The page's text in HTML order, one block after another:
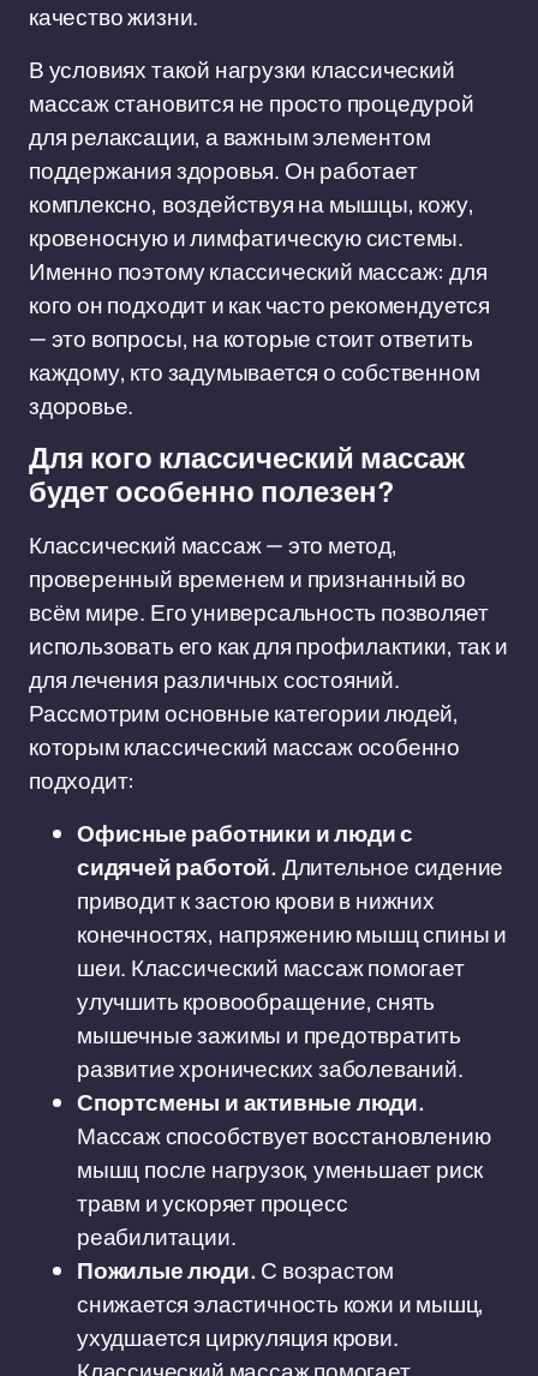
качество жизни.
В условиях такой нагрузки классический
массаж становится не просто процедурой
для релаксации, а важным элементом
поддержания здоровья. Он работает
комплексно, воздействуя на мышцы, кожу,
кровеносную и лимфатическую системы.
Именно поэтому классический массаж: для
кого он подходит и как часто рекомендуется
— это вопросы, на которые стоит ответить
каждому, кто задумывается о собственном
здоровье.
Для кого классический массаж
будет особенно полезен?
Классический массаж — это метод,
проверенный временем и признанный во
всём мире. Его универсальность позволяет
использовать его как для профилактики, так и
для лечения различных состояний.
Рассмотрим основные категории людей,
которым классический массаж особенно
подходит:
Офисные работники и люди с
сидячей работой. Длительное сидение
приводит к застою крови в нижних
конечностях, напряжению мышц спины и
шеи. Классический массаж помогает
улучшить кровообращение, снять
мышечные зажимы и предотвратить
развитие хронических заболеваний.
Спортсмены и активные люди.
Массаж способствует восстановлению
мышц после нагрузок, уменьшает риск
травм и ускоряет процесс
реабилитации.
Пожилые люди. С возрастом
снижается эластичность кожи и мышц,
ухудшается циркуляция крови.